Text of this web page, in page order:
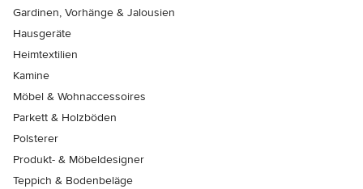
Gardinen, Vorhänge & Jalousien
Hausgeräte
Heimtextilien
Kamine
Möbel & Wohnaccessoires
Parkett & Holzböden
Polsterer
Produkt- & Möbeldesigner
Teppich & Bodenbeläge